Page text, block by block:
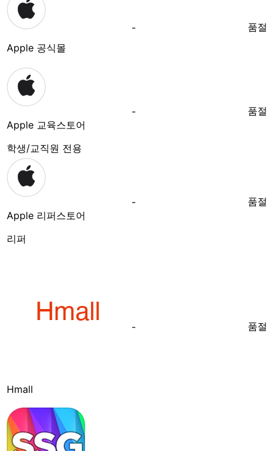
Apple 공식몰
- 품절
Apple 교육스토어
학생/교직원 전용
- 품절
Apple 리퍼스토어
리퍼
- 품절
Hmall
- 품절